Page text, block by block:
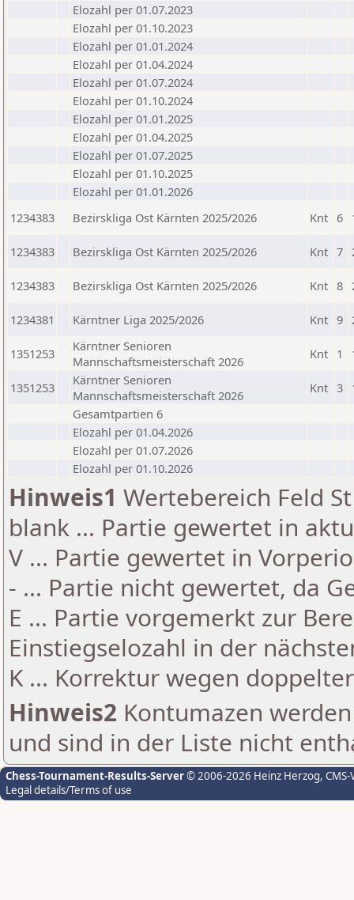
Elozahl per 01.07.2023
Elozahl per 01.10.2023
Elozahl per 01.01.2024
Elozahl per 01.04.2024
Elozahl per 01.07.2024
Elozahl per 01.10.2024
Elozahl per 01.01.2025
Elozahl per 01.04.2025
Elozahl per 01.07.2025
Elozahl per 01.10.2025
Elozahl per 01.01.2026
1234383
Bezirskliga Ost Kärnten 2025/2026 Knt 6
1234383 Bezirskliga Ost Kärnten 2025/2026 Knt 7
1234383 Bezirskliga Ost Kärnten 2025/2026 Knt 8
1234381 Kärntner Liga 2025/2026 Knt 9
1351253
Kärntner Senioren
Mannschaftsmeisterschaft 2026
Knt 1
1351253
Kärntner Senioren
Mannschaftsmeisterschaft 2026
Knt 3
Gesamtpartien 6
Elozahl per 01.04.2026
Elozahl per 01.07.2026
Elozahl per 01.10.2026
Hinweis1 Wertebereich Feld
blank ... Partie gewertet in
V ... Partie gewertet in
- ... Partie nicht gewertet, da
E ... Partie vorgemerkt zur
Einstiegselozahl in der
K ... Korrektur wegen
Hinweis2 Kontumazen
und sind in der Liste nicht
Chess-Tournament-Results-Server© 2006-2026 Heinz Herzog,
Legal details/Terms of use